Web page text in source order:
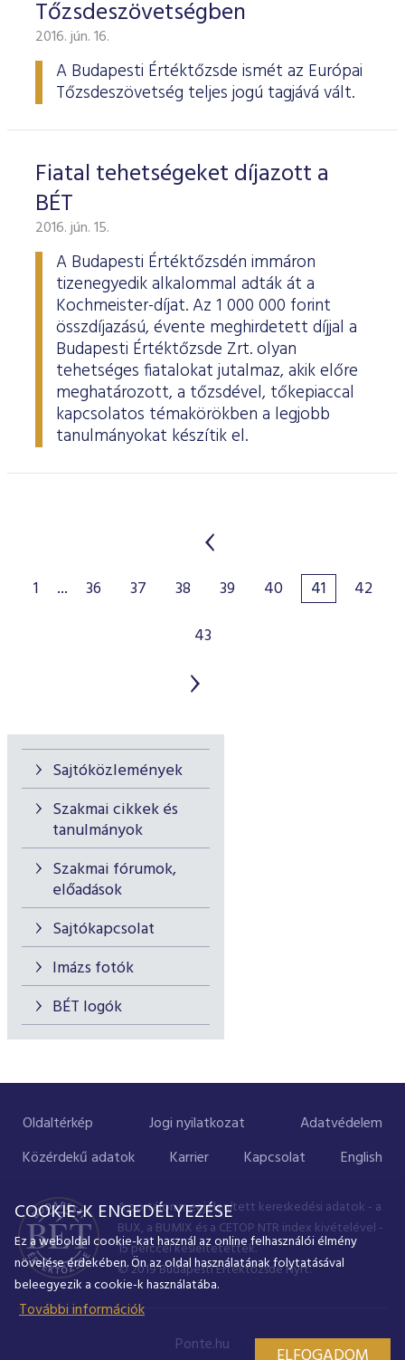
Sajtóközlemények
Szakmai cikkek és
tanulmányok
Szakmai fórumok,
előadások
Sajtókapcsolat
Imázs fotók
BÉT logók
Tőzsdeszövetségben
2016. jún. 16.
A Budapesti Értéktőzsde ismét az Európai
Tőzsdeszövetség teljes jogú tagjává vált.
Fiatal tehetségeket díjazott a
BÉT
2016. jún. 15.
A Budapesti Értéktőzsdén immáron
tizenegyedik alkalommal adták át a
Kochmeister-díjat. Az 1 000 000 forint
összdíjazású, évente meghirdetett díjjal a
Budapesti Értéktőzsde Zrt. olyan
tehetséges fiatalokat jutalmaz, akik előre
meghatározott, a tőzsdével, tőkepiaccal
kapcsolatos témakörökben a legjobb
tanulmányokat készítik el.
1 ... 36 37 38 39 40 41
42
43
Oldaltérkép Jogi nyilatkozat
Adatvédelem
Közérdekű adatok
Karrier Kapcsolat English
A portálon megjelenített kereskedési adatok - a
BUX, a BUMIX és a CETOP NTR index kivételével -
15 perccel késleltetettek.
© 2019 Budapesti Értéktőzsde Nyrt.
Ponte.hu
COOKIE-K ENGEDÉLYEZÉSE
Ez a weboldal cookie-kat használ az online felhasználói élmény
növelése érdekében. Ön az oldal használatának folytatásával
beleegyezik a cookie-k használatába.
További információk